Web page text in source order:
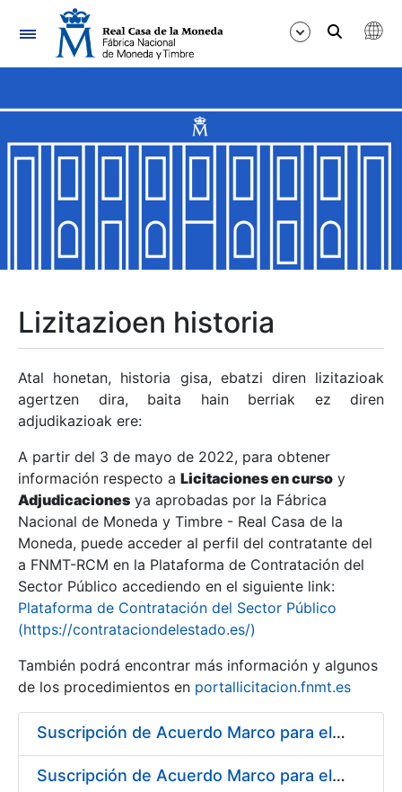
Nabigazioa
Erakutsi/Ezkutatu
Erakutsi/Ezkutatu
Erakutsi/Ezkutatu
Erakutsi/Ezkutatu
Erakutsi/Ezkutatu
Erakutsi/Ezkutatu
Erakutsi/Ezkutatu
Erakutsi/Ezkutatu
Lizitazioen historia
Atal honetan, historia gisa, ebatzi diren lizitazioak
agertzen dira, baita hain berriak ez diren
adjudikazioak ere:
A partir del 3 de mayo de 2022, para obtener
información respecto a Licitaciones en curso y
Adjudicaciones ya aprobadas por la Fábrica
Nacional de Moneda y Timbre - Real Casa de la
Moneda, puede acceder al perfil del contratante del
a FNMT-RCM en la Plataforma de Contratación del
Sector Público accediendo en el siguiente link:
Plataforma de Contratación del Sector Público
(https://contrataciondelestado.es/)
También podrá encontrar más información y algunos
de los procedimientos en portallicitacion.fnmt.es
Suscripción de Acuerdo Marco para el Suministro de Acero para la fabricación de puntas para troqueles, punzones y matrices
Suscripción de Acuerdo Marco para el Suministro de Rodamientos y material de Transmisión para la Fábrica de Papel de Seguridad de la FNMT-RCM en Burgos